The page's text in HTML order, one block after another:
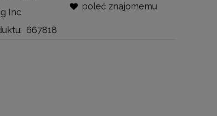
Inc
667818
poleć znajomemu